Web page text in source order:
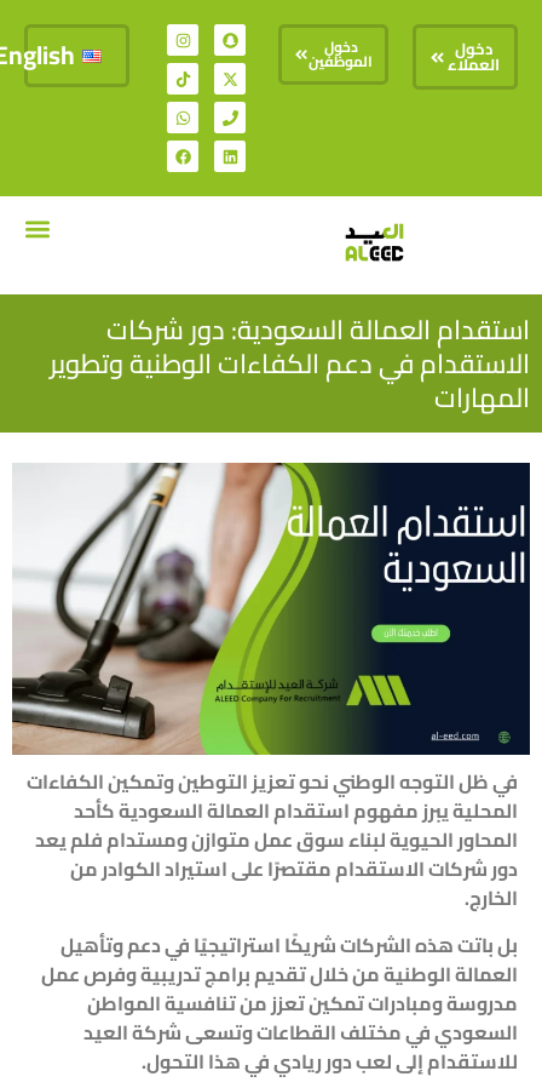
دخول
العملاء
دخول
الموظفين English
استقدام العمالة السعودية: دور شركات
الاستقدام في دعم الكفاءات الوطنية وتطوير
المهارات
في ظل التوجه الوطني نحو تعزيز التوطين وتمكين الكفاءات
المحلية يبرز مفهوم استقدام العمالة السعودية كأحد
المحاور الحيوية لبناء سوق عمل متوازن ومستدام فلم يعد
دور شركات الاستقدام مقتصرًا على استيراد الكوادر من
الخارج.
بل باتت هذه الشركات شريكًا استراتيجيًا في دعم وتأهيل
العمالة الوطنية من خلال تقديم برامج تدريبية وفرص عمل
مدروسة ومبادرات تمكين تعزز من تنافسية المواطن
السعودي في مختلف القطاعات وتسعى شركة العيد
للاستقدام إلى لعب دور ريادي في هذا التحول.